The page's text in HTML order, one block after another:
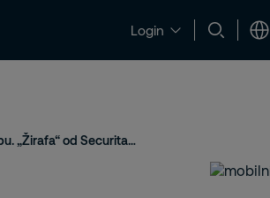
Login
Kariéra
Krádeže na jižní Moravě zdržují výstavbu. „Žirafa“ od Securitas drží hlídku